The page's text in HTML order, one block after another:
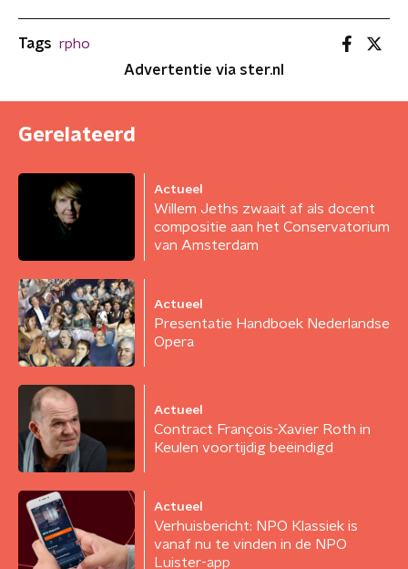
Tags rpho
Advertentie via ster.nl
Gerelateerd
Actueel
Willem Jeths zwaait af als docent
compositie aan het Conservatorium
van Amsterdam
Actueel
Presentatie Handboek Nederlandse
Opera
Actueel
Contract François-Xavier Roth in
Keulen voortijdig beëindigd
Actueel
Verhuisbericht: NPO Klassiek is
vanaf nu te vinden in de NPO
Luister-app